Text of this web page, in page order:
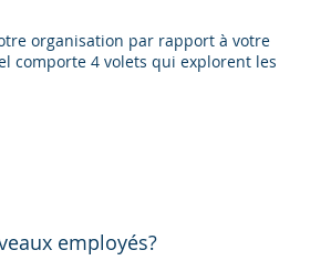
organisation par rapport à votre
comporte 4 volets qui explorent les
employés?